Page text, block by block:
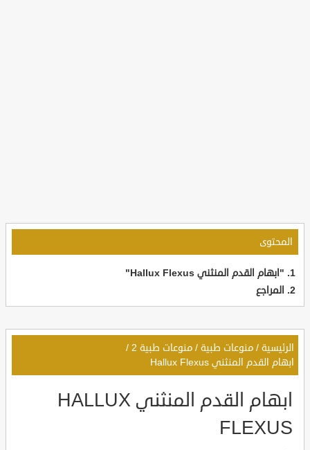
المحتوى
"ابهام القدم المنثني Hallux Flexus"
المراجع
الرئيسية / منوعات طبية / منوعات طبية 2
/
ابهام القدم المنثني Hallux Flexus
ابهام القدم المنثني HALLUX
FLEXUS